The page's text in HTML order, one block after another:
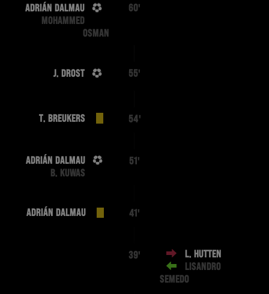
ADRIÁN DALMAU
MOHAMMED
OSMAN
60'
J. DROST 55'
T. BREUKERS 54'
ADRIÁN DALMAU
B. KUWAS
51'
ADRIÁN DALMAU 41'
39'
L. HUTTEN
LISANDRO
SEMEDO